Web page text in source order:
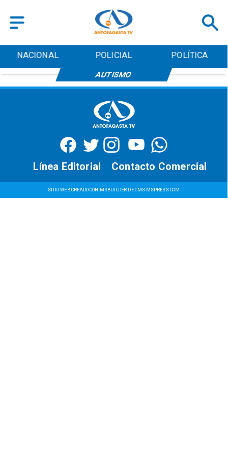
NACIONAL POLICIAL POLÍTICA
AUTISMO
SITIO WEB CREADO CON MSBUILDER DE CMS-MSPRESS.COM
Contacto Comercial
Línea Editorial